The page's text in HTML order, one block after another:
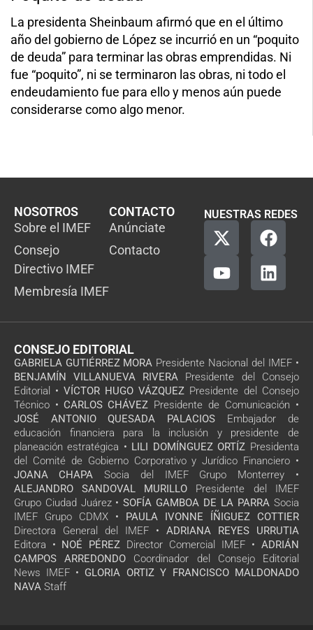
La presidenta Sheinbaum afirmó que en el último
año del gobierno de López se incurrió en un “poquito
de deuda” para terminar las obras emprendidas. Ni
fue “poquito”, ni se terminaron las obras, ni todo el
endeudamiento fue para ello y menos aún puede
considerarse como algo menor.
NOSOTROS
Sobre el IMEF
Consejo
Directivo IMEF
Membresía IMEF
CONTACTO
Anúnciate
Contacto
NUESTRAS REDES
CONSEJO EDITORIAL
GABRIELA GUTIÉRREZ MORA Presidente Nacional del IMEF •
BENJAMÍN VILLANUEVA RIVERA Presidente del Consejo
Editorial • VÍCTOR HUGO VÁZQUEZ Presidente del Consejo
Técnico • CARLOS CHÁVEZ Presidente de Comunicación •
JOSÉ ANTONIO QUESADA PALACIOS Embajador de
educación financiera para la inclusión y presidente de
planeación estratégica • LILI DOMÍNGUEZ ORTÍZ Presidenta
del Comité de Gobierno Corporativo y Jurídico Financiero •
JOANA CHAPA Socia del IMEF Grupo Monterrey •
ALEJANDRO SANDOVAL MURILLO Presidente del IMEF
Grupo Ciudad Juárez • SOFÍA GAMBOA DE LA PARRA Socia
IMEF Grupo CDMX •
PAULA IVONNE ÍÑIGUEZ COTTIER
Directora General del IMEF • ADRIANA REYES URRUTIA
Editora •
NOÉ PÉREZ Director Comercial IMEF • ADRIÁN
CAMPOS ARREDONDO Coordinador del Consejo Editorial
News IMEF • GLORIA ORTIZ Y FRANCISCO MALDONADO
NAVA Staff